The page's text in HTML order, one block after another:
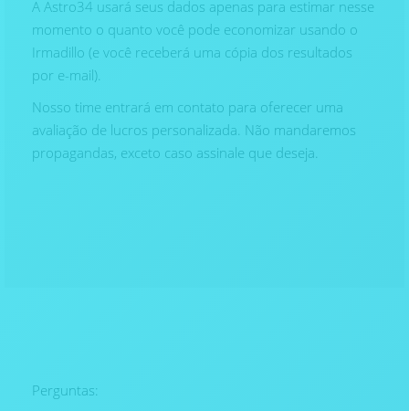
A Astro34 usará seus dados apenas para estimar nesse
momento o quanto você pode economizar usando o
Irmadillo (e você receberá uma cópia dos resultados
por e-mail).
Nosso time entrará em contato para oferecer uma
avaliação de lucros personalizada. Não mandaremos
propagandas, exceto caso assinale que deseja.
Perguntas: